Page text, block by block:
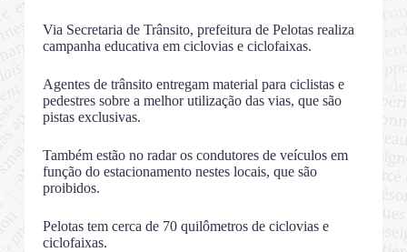
Via Secretaria de Trânsito, prefeitura de Pelotas realiza
campanha educativa em ciclovias e ciclofaixas.
Agentes de trânsito entregam material para ciclistas e
pedestres sobre a melhor utilização das vias, que são
pistas exclusivas.
Também estão no radar os condutores de veículos em
função do estacionamento nestes locais, que são
proibidos.
Pelotas tem cerca de 70 quilômetros de ciclovias e
ciclofaixas.